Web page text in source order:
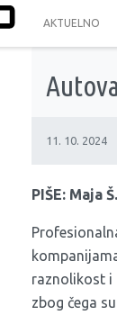
AKTUELNO
11. 10. 2024
PIŠE: Maja Š.
raznolikost i
zbog čega